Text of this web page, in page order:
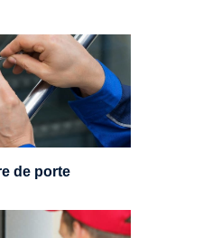
vos clés ou la
derrière vous
disponible
7.
de porte
en mesure de